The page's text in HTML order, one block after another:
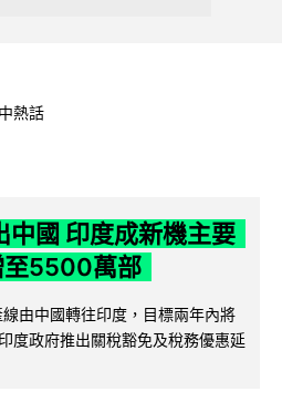
熱話
中國 印度成新機主要
至5500萬部
由中國轉往印度，目標兩年內將
度政府推出關稅豁免及稅務優惠延